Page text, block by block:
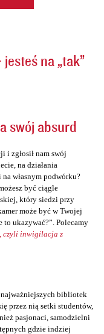
na „tak”
swój absurd
i zgłosił nam swój
na działania
własnym podwórku?
być ciągle
który siedzi przy
może być w Twojej
to ukazywać?”. Polecamy
czyli inwigilacja z
bibliotek
przez nią setki studentów,
pasjonaci, samodzielni
gdzie indziej